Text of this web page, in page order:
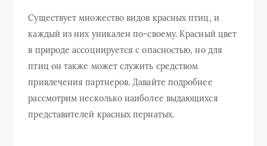
Существует множество видов красных птиц, и
каждый из них уникален по-своему. Красный цвет
в природе ассоциируется с опасностью, но для
птиц он также может служить средством
привлечения партнеров. Давайте подробнее
рассмотрим несколько наиболее выдающихся
представителей красных пернатых.